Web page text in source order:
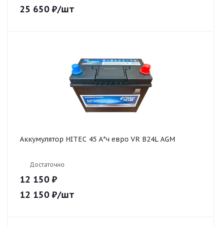
25 650 ₽/шт
Аккумулятор HITEC 45 А*ч евро VR B24L AGM
Достаточно
12 150 ₽
12 150 ₽/шт